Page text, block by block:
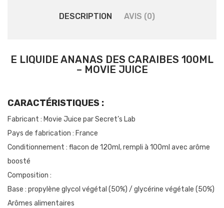
DESCRIPTION AVIS (0)
E LIQUIDE ANANAS DES CARAIBES 100ML
– MOVIE JUICE
CARACTÉRISTIQUES :
Fabricant : Movie Juice par Secret’s Lab
Pays de fabrication : France
Conditionnement : flacon de 120ml, rempli à 100ml avec arôme
boosté
Composition :
Base : propylène glycol végétal (50%) / glycérine végétale (50%)
Arômes alimentaires